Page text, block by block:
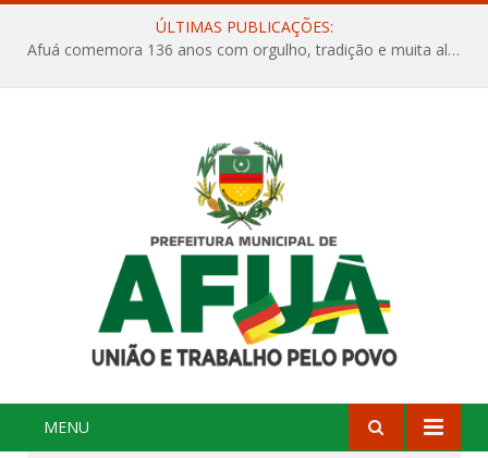
ÚLTIMAS PUBLICAÇÕES:
Afuá comemora 136 anos com orgulho, tradição e muita alegria na Quadra Dr. Nelson Salomão
MENU